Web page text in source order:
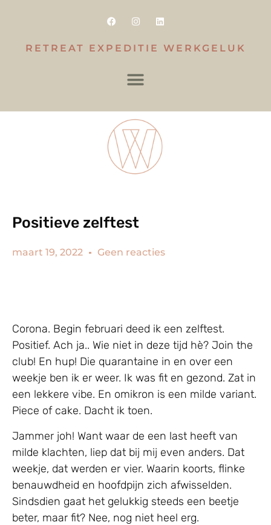
RETREAT EXPEDITIE WERKGELUK
Positieve zelftest
maart 19, 2022 Geen reacties
Corona. Begin februari deed ik een zelftest.
Positief. Ach ja.. Wie niet in deze tijd hè? Join the
club! En hup! Die quarantaine in en over een
weekje ben ik er weer. Ik was fit en gezond. Zat in
een lekkere vibe. En omikron is een milde variant.
Piece of cake. Dacht ik toen.
Jammer joh! Want waar de een last heeft van
milde klachten, liep dat bij mij even anders. Dat
weekje, dat werden er vier. Waarin koorts, flinke
benauwdheid en hoofdpijn zich afwisselden.
Sindsdien gaat het gelukkig steeds een beetje
beter, maar fit? Nee, nog niet heel erg.